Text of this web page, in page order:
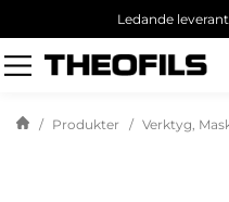
Ledande
Sök
produkt
Produkter Verktyg,